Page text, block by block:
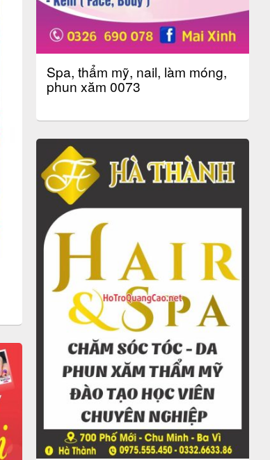
Spa, thẩm mỹ, nail, làm móng,
phun xăm 0073